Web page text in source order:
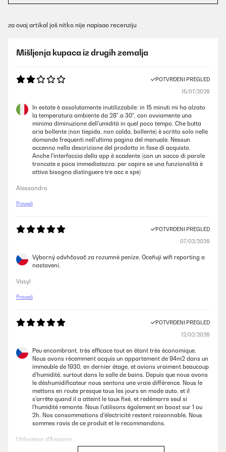
za ovaj artikal još nitko nije napisao recenziju
Mišljenja kupaca iz drugih zemalja
POTVRĐENI PREGLED
15/07/2026
In estate è assolutamente inutilizzabile: in 15 minuti mi ha alzato
la temperatura ambiente da 28° a 30°, con ovviamente una
minima diminuzione dell'umidità in quel poco tempo. Che butta
aria bollente (non tiepida, non calda, bollente) è scritto solo nelle
domande frequenti nell'ultima pagina del manuale. Nessun
accenno nella descrizione del prodotto in fase di acquisto.
Anche l'interfaccia della app è scadente (con un sacco di parole
troncate e poca immediatezza: per capire se una funzionalità è
attiva bisogna distinguere tre acc e spe)
Alessandro
Prevedi
POTVRĐENI PREGLED
07/03/2026
Výborný odvhčovač za rozumné peníze. Oceňuji wifi reporting a
nastavení.
Vasyl
Prevedi
POTVRĐENI PREGLED
12/02/2026
Peu encombrant, très efficace tout en étant très économique.
Nous avons récemment acquis un appartement de 94m2 dans un
immeuble de 1930, en dernier étage, et avions vraiment beaucoup
d'humidité, surtout dans la salle de bains. Depuis que nous avons
le déshumidificateur nous sentons une vraie différence. Nous le
mettons en route presque tous les jours en mode auto, et il
s'arrête quand il a atteint le taux fixé, et redémarre seul si
l'humidité remonte. Nous l'utilisons également en boost sur 1 ou
2h. Nos consommations d'électricité restent raisonnable. Nous
sommes ravis de ce produit et le recommandons.
Utilisateur d'Amazon